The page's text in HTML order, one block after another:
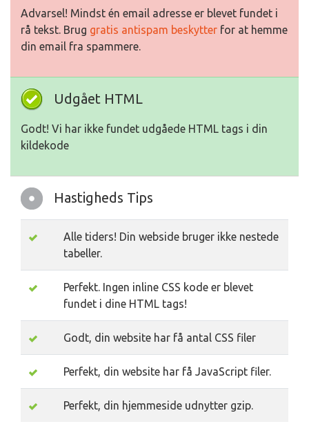
Advarsel! Mindst én email adresse er blevet fundet i
rå tekst. Brug gratis antispam beskytter for at hemme
din email fra spammere.
Udgået HTML
Godt! Vi har ikke fundet udgåede HTML tags i din
kildekode
Hastigheds Tips
Alle tiders! Din webside bruger ikke nestede
tabeller.
Perfekt. Ingen inline CSS kode er blevet
fundet i dine HTML tags!
Godt, din website har få antal CSS filer
Perfekt, din website har få JavaScript filer.
Perfekt, din hjemmeside udnytter gzip.